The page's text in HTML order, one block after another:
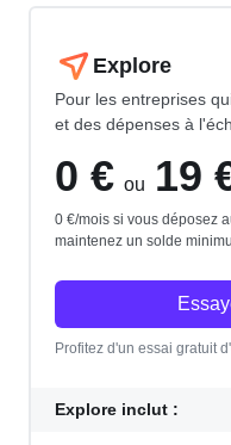
Explore
Pour les entreprises
et des dépenses à
0 € ou 19
0 €/mois si vous déposez
maintenez un solde
Profitez d'un essai gratuit
Explore inclut :